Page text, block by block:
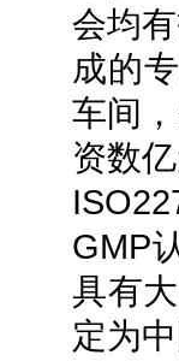
会均
成的
车间
资数
GMP
具有
定为